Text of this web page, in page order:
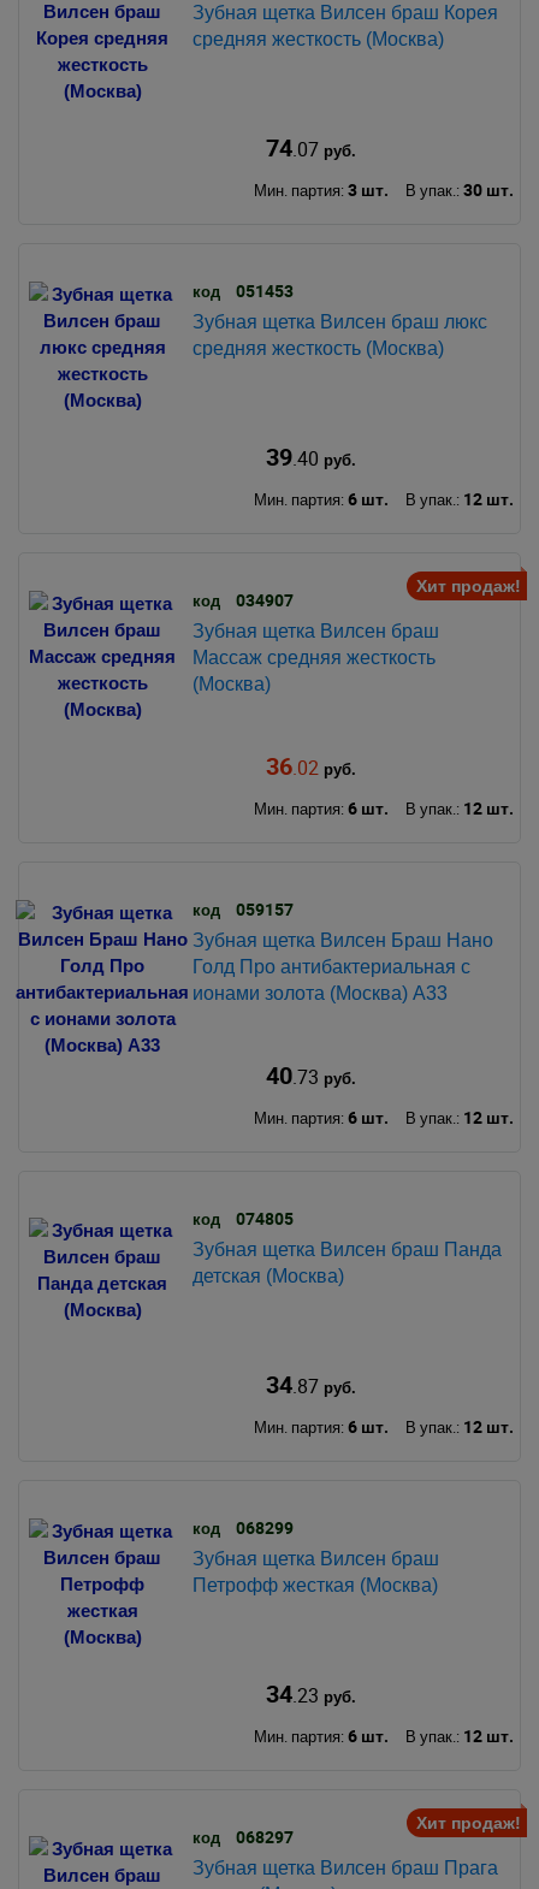
Зубная щетка Вилсен браш Корея
средняя жесткость (Москва)
74.07 руб.
Мин. партия: 3 шт. В упак.: 30 шт.
код 051453
Зубная щетка Вилсен браш люкс
средняя жесткость (Москва)
39.40 руб.
Мин. партия: 6 шт. В упак.: 12 шт.
Хит продаж!
код 034907
Зубная щетка Вилсен браш
Массаж средняя жесткость
(Москва)
36.02 руб.
Мин. партия: 6 шт. В упак.: 12 шт.
код 059157
Зубная щетка Вилсен Браш Нано
Голд Про антибактериальная с
ионами золота (Москва) А33
40.73 руб.
Мин. партия: 6 шт. В упак.: 12 шт.
код 074805
Зубная щетка Вилсен браш Панда
детская (Москва)
34.87 руб.
Мин. партия: 6 шт. В упак.: 12 шт.
код 068299
Зубная щетка Вилсен браш
Петрофф жесткая (Москва)
34.23 руб.
Мин. партия: 6 шт. В упак.: 12 шт.
Хит продаж!
код 068297
Зубная щетка Вилсен браш Прага